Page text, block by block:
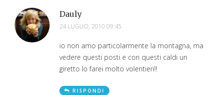
Dauly
24 LUGLIO, 2010 09:45
io non amo particolarmente la montagna, ma
vedere questi posti e con questi caldi un
giretto lo farei molto volentieri!!
RISPONDI